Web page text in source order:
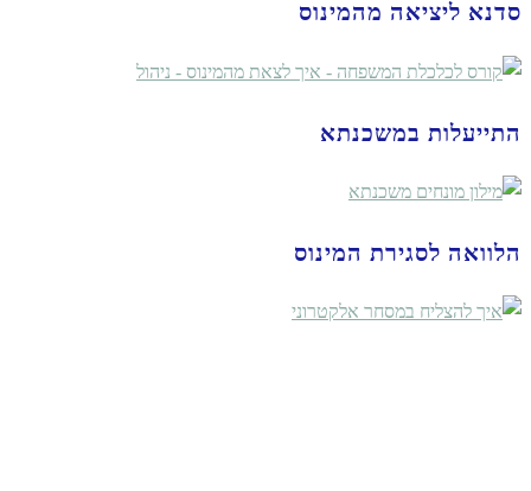
סדנא ליציאה מהמינוס
התייעלות במשכנתא
הלוואה לסגירת המינוס